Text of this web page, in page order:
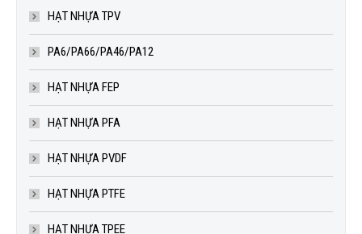
HẠT NHỰA TPV
PA6/PA66/PA46/PA12
HẠT NHỰA FEP
HẠT NHỰA PFA
HẠT NHỰA PVDF
HẠT NHỰA PTFE
HẠT NHỰA TPEE